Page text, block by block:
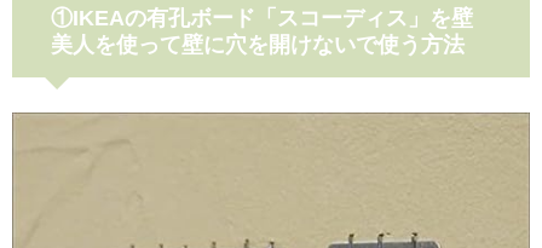
①IKEAの有孔ボード「スコーディス」を壁
美人を使って壁に穴を開けないで使う方法